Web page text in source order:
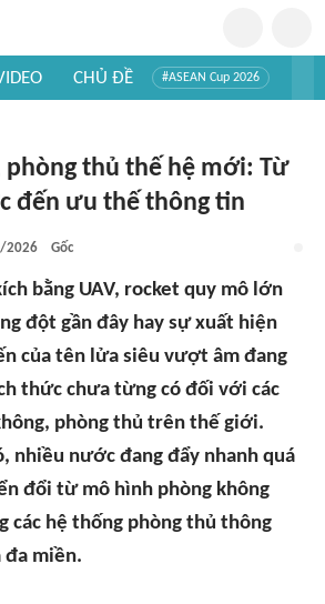
CHỦ ĐỀ #ASEAN Cup 2026
phòng thủ thế hệ mới: Từ
đến ưu thế thông tin
2026 Gốc
bằng UAV, rocket quy mô lớn
đột gần đây hay sự xuất hiện
của tên lửa siêu vượt âm đang
thức chưa từng có đối với các
phòng thủ trên thế giới.
nhiều nước đang đẩy nhanh quá
đổi từ mô hình phòng không
các hệ thống phòng thủ thông
đa miền.